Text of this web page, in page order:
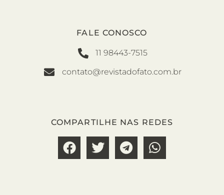
FALE CONOSCO
11 98443-7515
contato@revistadofato.com.br
COMPARTILHE NAS REDES